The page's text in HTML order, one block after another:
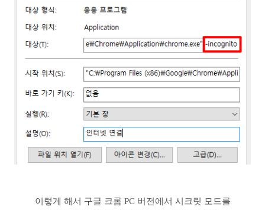
이렇게 해서 구글 크롬 PC 버전에서 시크릿 모드를